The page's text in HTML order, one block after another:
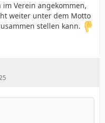
Verein angekommen,
weiter unter dem Motto
stellen kann.